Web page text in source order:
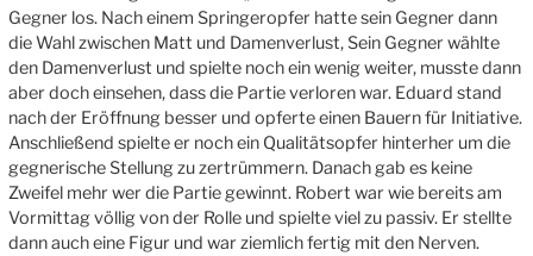
Gegner los. Nach einem Springeropfer hatte sein Gegner dann
die Wahl zwischen Matt und Damenverlust, Sein Gegner wählte
den Damenverlust und spielte noch ein wenig weiter, musste dann
aber doch einsehen, dass die Partie verloren war. Eduard stand
nach der Eröffnung besser und opferte einen Bauern für Initiative.
Anschließend spielte er noch ein Qualitätsopfer hinterher um die
gegnerische Stellung zu zertrümmern. Danach gab es keine
Zweifel mehr wer die Partie gewinnt. Robert war wie bereits am
Vormittag völlig von der Rolle und spielte viel zu passiv. Er stellte
dann auch eine Figur und war ziemlich fertig mit den Nerven.